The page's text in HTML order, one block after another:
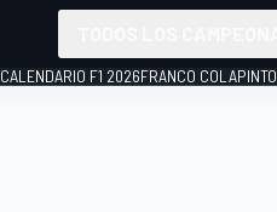
CALENDARIO F1 2026FRANCO COLAPINTO